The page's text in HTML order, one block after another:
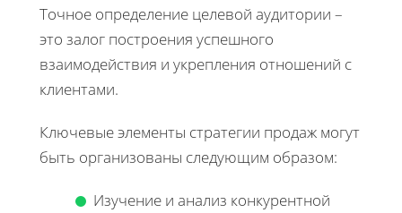
Точное определение целевой аудитории –
это залог построения успешного
взаимодействия и укрепления отношений с
клиентами.
Ключевые элементы стратегии продаж могут
быть организованы следующим образом:
Изучение и анализ конкурентной